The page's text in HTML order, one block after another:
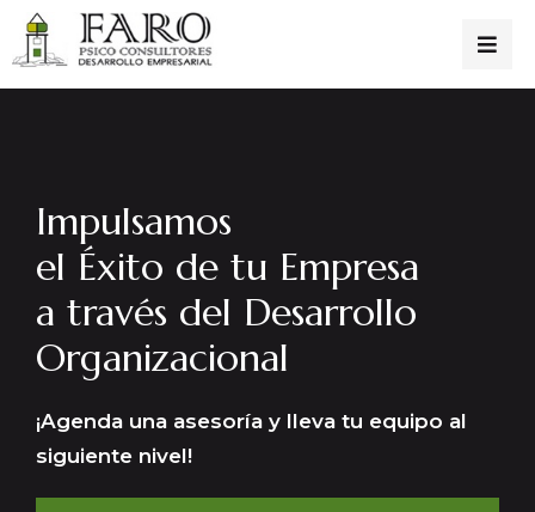
Impulsamos
el Éxito de tu Empresa
a través del Desarrollo
Organizacional
¡Agenda una asesoría y lleva tu equipo al
siguiente nivel!